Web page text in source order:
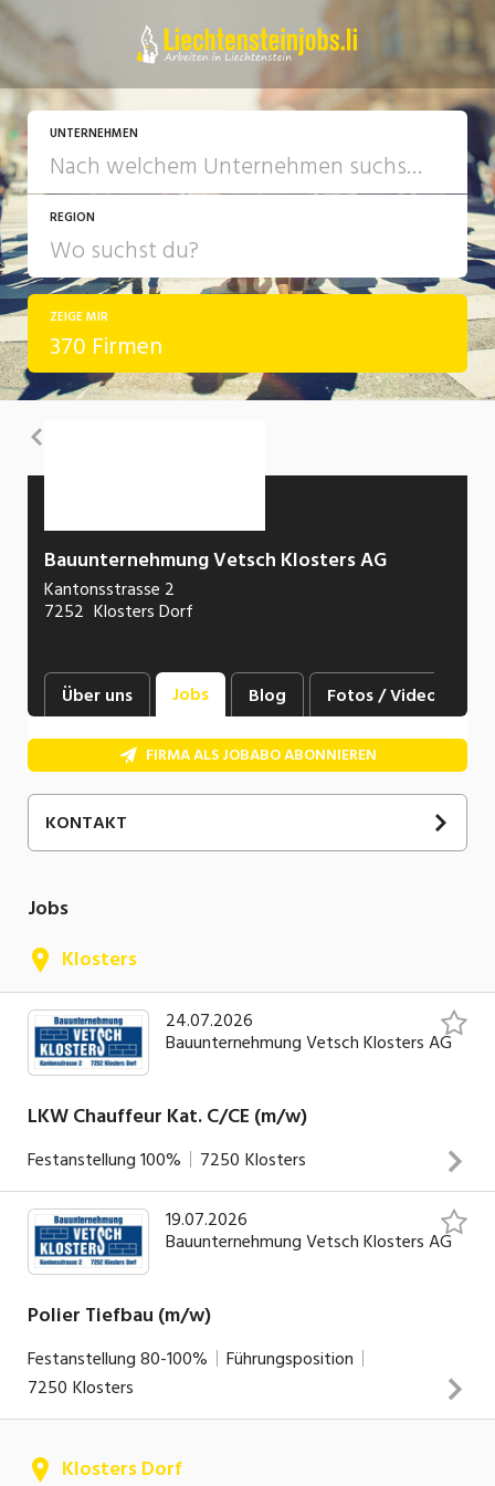
UNTERNEHMEN
REGION
ZEIGE MIR
370 Firmen
Bauunternehmung Vetsch Klosters AG
Kantonsstrasse 2
7252 Klosters Dorf
Über uns Jobs Blog Fotos / Videos
FIRMA ALS JOBABO ABONNIEREN
KONTAKT
Jobs
Klosters
24.07.2026
Bauunternehmung Vetsch Klosters AG
LKW Chauffeur Kat. C/CE (m/w)
Festanstellung100% 7250 Klosters
Deine Hauptaufgaben: Beliefern unserer Baustellen mit
Kies, Beton und verschiedenen anderen Baumaterialien Be-
und Entladen der Lastwagen Erstellen der Fuhrrapporte
Wartung und Reinigung des Lastwagens Allgemeine
INSERAT ANSEHEN
19.07.2026
Bauunternehmung Vetsch Klosters AG
Polier Tiefbau (m/w)
Festanstellung80-100%
Führungsposition
7250 Klosters
Bauherrschaft und aktive Teilnahme an Bausitzungen
Klosters Dorf